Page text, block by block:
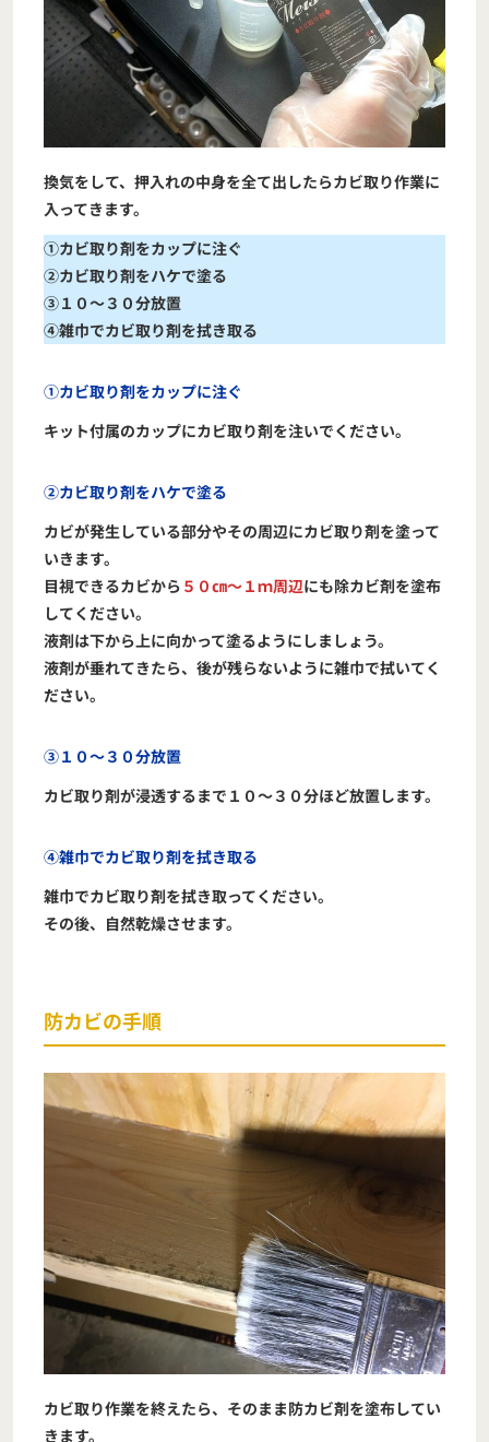
換気をして、押入れの中身を全て出したらカビ取り作業に
入ってきます。
①カビ取り剤をカップに注ぐ
②カビ取り剤をハケで塗る
③１０～３０分放置
④雑巾でカビ取り剤を拭き取る
①カビ取り剤をカップに注ぐ
キット付属のカップにカビ取り剤を注いでください。
②カビ取り剤をハケで塗る
カビが発生している部分やその周辺にカビ取り剤を塗って
いきます。
目視できるカビから ５０㎝～１ｍ周辺にも除カビ剤を塗布
してください。
液剤は下から上に向かって塗るようにしましょう。
液剤が垂れてきたら、後が残らないように雑巾で拭いてく
ださい。
③１０～３０分放置
カビ取り剤が浸透するまで１０～３０分ほど放置します。
④雑巾でカビ取り剤を拭き取る
雑巾でカビ取り剤を拭き取ってください。
その後、自然乾燥させます。
防カビの手順
カビ取り作業を終えたら、そのまま防カビ剤を塗布してい
きます。